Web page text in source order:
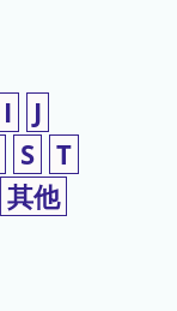
I
J
S T
其他